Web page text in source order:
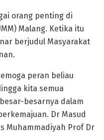
orang penting di
Malang. Ketika itu
berjudul Masyarakat
peran beliau
kita semua
besarnya dalam
Dr Masud
Muhammadiyah Prof Dr